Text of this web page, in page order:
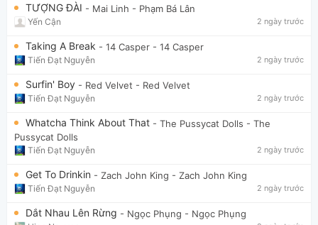
TƯỢNG ĐÀI - Mai Linh - Phạm Bá Lân
Yến Cận 2 ngày trước
Taking A Break - 14 Casper - 14 Casper
Tiến Đạt Nguyễn 2 ngày trước
Surfin' Boy - Red Velvet - Red Velvet
Tiến Đạt Nguyễn 2 ngày trước
Whatcha Think About That - The Pussycat Dolls - The
Pussycat Dolls
Tiến Đạt Nguyễn 2 ngày trước
Get To Drinkin - Zach John King - Zach John King
Tiến Đạt Nguyễn 2 ngày trước
Dắt Nhau Lên Rừng - Ngọc Phụng - Ngọc Phụng